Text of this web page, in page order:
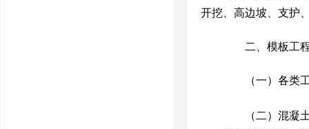
开挖、高边坡、支护
二、模板工程
（一）各类
（二）混凝土